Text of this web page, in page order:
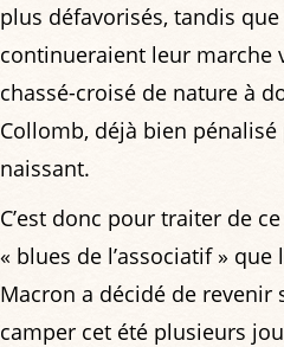
plus défavorisés, tandis
continueraient leur marche
chassé-croisé de nature à
Collomb, déjà bien
naissant.
C’est donc pour traiter de
« blues de l’associatif »
Macron a décidé de
camper cet été plusieurs